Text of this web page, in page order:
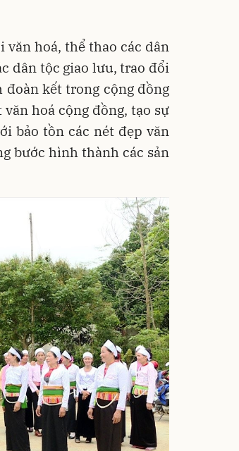
văn hoá, thể thao các dân
dân tộc giao lưu, trao đổi
kết trong cộng đồng
hoá cộng đồng, tạo sự
bảo tồn các nét đẹp văn
bước hình thành các sản